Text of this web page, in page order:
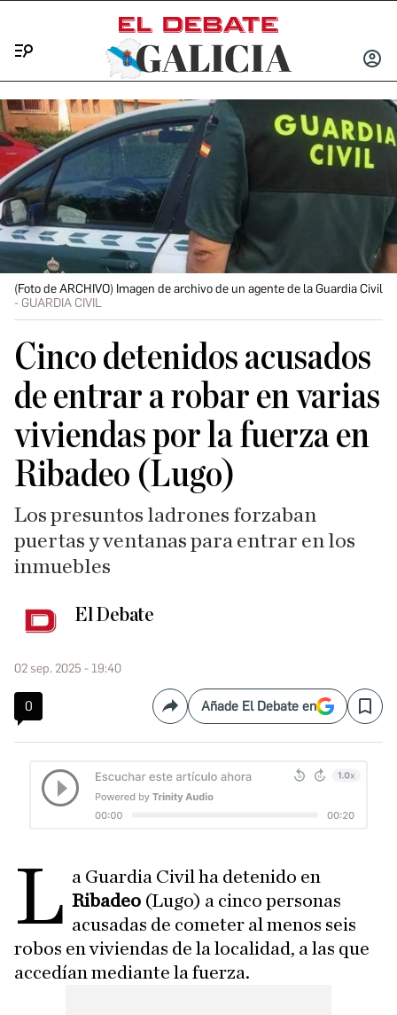
INICIAR
(Foto de ARCHIVO) Imagen de archivo de un agente de la Guardia Civil
GUARDIA CIVIL
Cinco detenidos acusados
de entrar a robar en varias
viviendas por la fuerza en
Ribadeo (Lugo)
Los presuntos ladrones forzaban
puertas y ventanas para entrar en los
inmuebles
El Debate
02 sep. 2025 - 19:40
0 CompartirAñade El Debate en Save
L a Guardia Civil ha detenido en
Ribadeo (Lugo) a cinco personas
acusadas de cometer al menos seis
robos en viviendas de la localidad, a las que
accedían mediante la fuerza.